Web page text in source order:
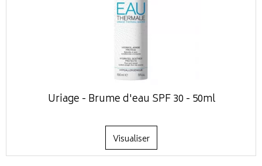
Uriage - Brume d'eau SPF 30 - 50ml
Visualiser